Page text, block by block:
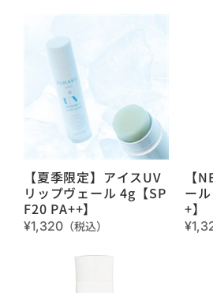
【夏季限定】アイスUV
リップヴェール 4g【SP
F20 PA++】
¥1,320 （税込）
【
ー
+】